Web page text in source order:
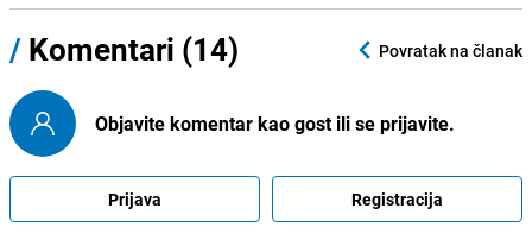
/ Komentari (14) Povratak na članak
Objavite komentar kao gost ili se prijavite.
Prijava Registracija